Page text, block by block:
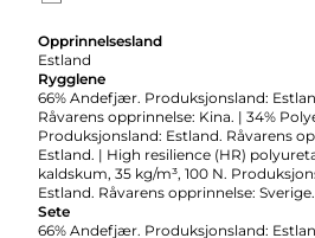
Opprinnelsesland
Estland
Rygglene
66% Andefjær. Produksjonsland:
Råvarens opprinnelse: Kina. | 34%
Produksjonsland: Estland. Råvarens
Estland. | High resilience (HR)
kaldskum, 35 kg/m³, 100 N.
Estland. Råvarens opprinnelse: Sverige.
Sete
66% Andefjær. Produksjonsland: